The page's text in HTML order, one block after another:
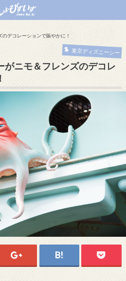
デコレーションで賑やかに！
東京ディズニーシー
がニモ＆フレンズのデコレ